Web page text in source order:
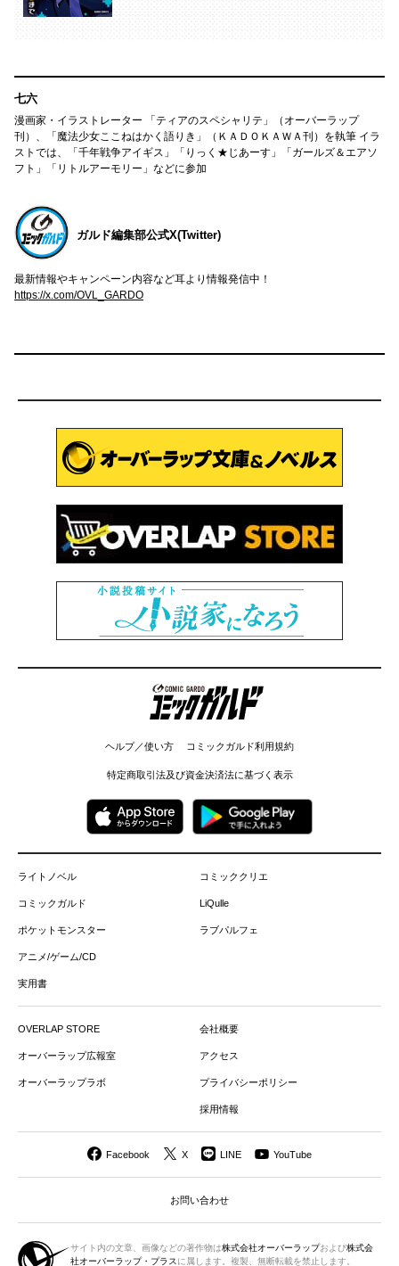
七六
漫画家・イラストレーター 「ティアのスペシャリテ」（オーバーラップ
刊）、「魔法少女ここねはかく語りき」（ＫＡＤＯＫＡＷＡ刊）を執筆 イラ
ストでは、「千年戦争アイギス」「りっく★じあーす」「ガールズ＆エアソ
フト」「リトルアーモリー」などに参加
ガルド編集部公式X(Twitter)
最新情報やキャンペーン内容など耳より情報発信中！
https://x.com/OVL_GARDO
コミックガルド
ヘルプ／使い方 コミックガルド利用規約
特定商取引法及び資金決済法に基づく表示
ライトノベル
コミックガルド
ポケットモンスター
アニメ/ゲーム/CD
実用書
コミッククリエ
LiQulle
ラブパルフェ
OVERLAP STORE
オーバーラップ広報室
オーバーラップラボ
会社概要
アクセス
プライバシーポリシー
採用情報
Facebook X LINE YouTube
お問い合わせ
サイト内の文章、画像などの著作物は株式会社オーバーラップおよび株式会
社オーバーラップ・プラス に属します。複製、無断転載を禁止します。